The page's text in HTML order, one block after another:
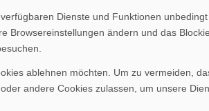
Dienste und Funktionen
Browsereinstellungen ändern und das
ablehnen möchten. Um zu vermeiden,
andere Cookies zulassen, um unsere